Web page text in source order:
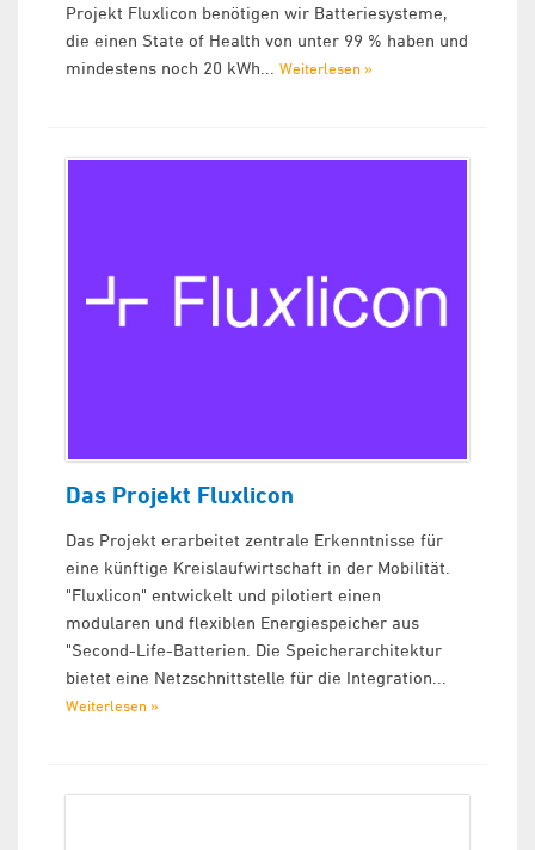
Projekt Fluxlicon benötigen wir Batteriesysteme,
die einen State of Health von unter 99 % haben und
mindestens noch 20 kWh... Weiterlesen »
Das Projekt Fluxlicon
Das Projekt erarbeitet zentrale Erkenntnisse für
eine künftige Kreislaufwirtschaft in der Mobilität.
"Fluxlicon" entwickelt und pilotiert einen
modularen und flexiblen Energiespeicher aus
"Second-Life-Batterien. Die Speicherarchitektur
bietet eine Netzschnittstelle für die Integration...
Weiterlesen »